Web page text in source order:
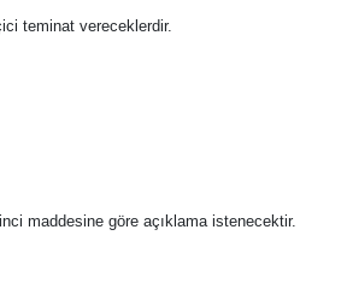
teminat vereceklerdir.
maddesine göre açıklama istenecektir.